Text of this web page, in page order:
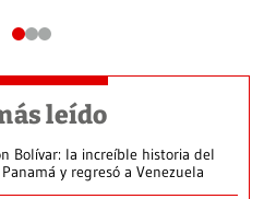
leído
Bolívar: la increíble historia del
y regresó a Venezuela